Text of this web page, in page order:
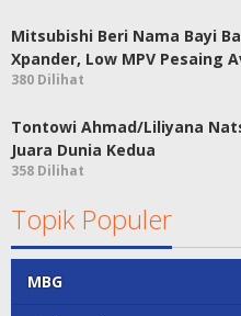
Mitsubishi Beri Nama Bayi
Xpander, Low MPV Pesaing
380 Dilihat
Tontowi Ahmad/Liliyana
Juara Dunia Kedua
358 Dilihat
Topik Populer
MBG